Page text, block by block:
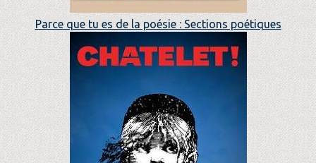
Parce que tu es de la poésie : Sections poétiques